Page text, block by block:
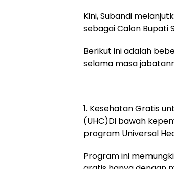
Kini, Subandi
sebagai Calon Bupati
Berikut ini adalah
selama masa
1. Kesehatan Gratis
(UHC)Di bawah
program Universal
Program ini